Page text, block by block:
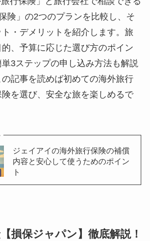
険」の2つのプランを比較し、そ
・デメリットを紹介します。旅
、予算に応じた選び方のポイン
単3ステップの申し込み方法も解説
の記事を読めば初めての海外旅行
を選び、安全な旅を楽しめるで
ジェイアイの海外旅行保険の補償
内容と安心して使うためのポイン
ト
損保ジャパン】徹底解説！